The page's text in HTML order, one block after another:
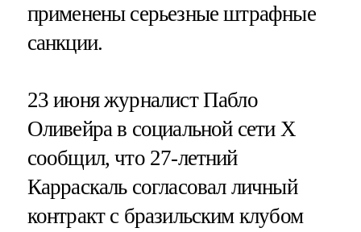
применены серьезные штрафные
санкции.
23 июня журналист Пабло
Оливейра в социальной сети X
сообщил, что 27-летний
Карраскаль согласовал личный
контракт с бразильским клубом